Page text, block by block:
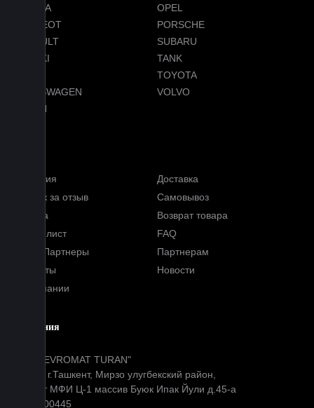
OMODA
OPEL
PEUGEOT
PORSCHE
RENAULT
SUBARU
SUZUKI
TANK
TOYOTA
VOLKSWAGEN
VOLVO
VOYAH
Гарантия
Доставка
Кэшбэк за отзыв
Самовывоз
Оплата
Возврат товара
Прайс-лист
FAQ
Наши Партнеры
Партнерам
Контакты
Новости
О компании
Компания
ООО "EVROMAT TURAN"
Адрес: г.Ташкент, Мирзо улугбекский район,
Окибат МФИ Ц-1 массив Буюк Ипак Йули д.45-а
МФО: 00445